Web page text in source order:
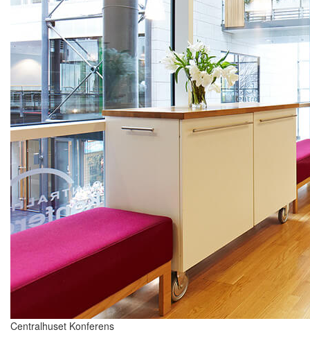
Centralhuset Konferens